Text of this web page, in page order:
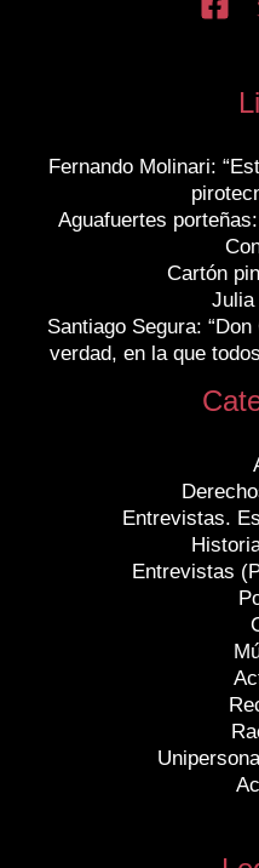
Fernando Molinari:
Aguafuertes
Cartón
Julia
Santiago Segura:
verdad, en la que
Entrevistas.
Entrevistas